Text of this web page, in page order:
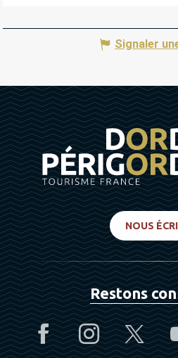
Signaler
NOUS
Restons